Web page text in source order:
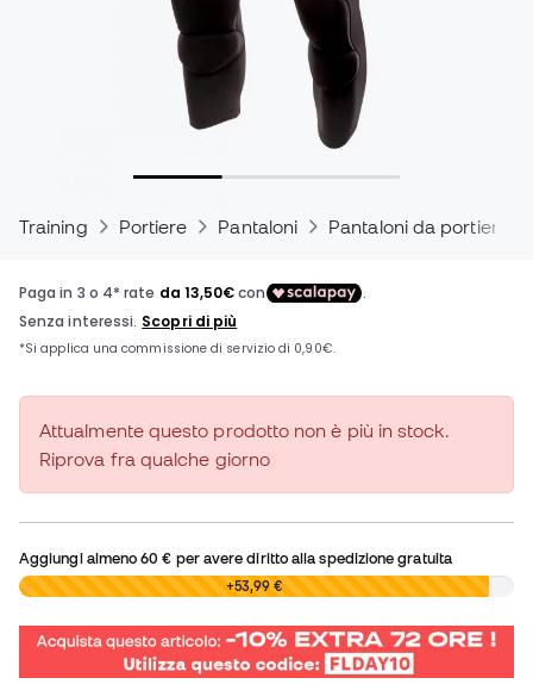
Training Portiere Pantaloni Pantaloni da portiere
Attualmente questo prodotto non è più in stock.
Riprova fra qualche giorno
Aggiungi almeno60 € per avere diritto alla spedizione gratuita
0,00 € +53,99 €